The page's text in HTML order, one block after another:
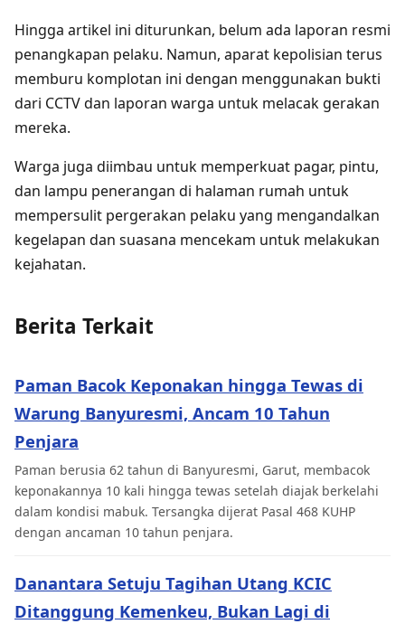
Hingga artikel ini diturunkan, belum ada laporan resmi
penangkapan pelaku. Namun, aparat kepolisian terus
memburu komplotan ini dengan menggunakan bukti
dari CCTV dan laporan warga untuk melacak gerakan
mereka.
Warga juga diimbau untuk memperkuat pagar, pintu,
dan lampu penerangan di halaman rumah untuk
mempersulit pergerakan pelaku yang mengandalkan
kegelapan dan suasana mencekam untuk melakukan
kejahatan.
Berita Terkait
Paman Bacok Keponakan hingga Tewas di
Warung Banyuresmi, Ancam 10 Tahun
Penjara
Paman berusia 62 tahun di Banyuresmi, Garut, membacok
keponakannya 10 kali hingga tewas setelah diajak berkelahi
dalam kondisi mabuk. Tersangka dijerat Pasal 468 KUHP
dengan ancaman 10 tahun penjara.
Danantara Setuju Tagihan Utang KCIC
Ditanggung Kemenkeu, Bukan Lagi di